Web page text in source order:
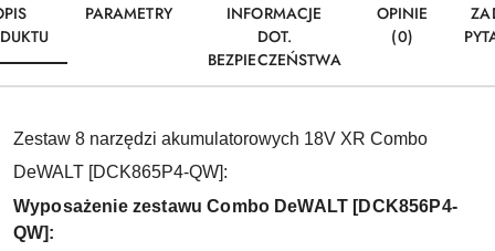
PARAMETRY
INFORMACJE
DOT.
BEZPIECZEŃSTWA
OPINIE
(0)
Zestaw 8 narzędzi akumulatorowych 18V XR Combo
DeWALT [DCK865P4-QW]:
Wyposażenie zestawu Combo DeWALT [DCK856P4-
QW]: